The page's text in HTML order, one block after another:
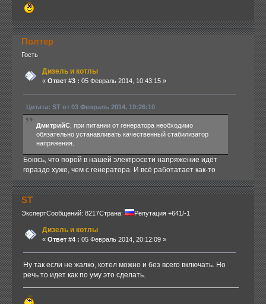
Полтер
Гость
Дизель и котлы
« Ответ #3 : 05 Февраль 2014, 10:43:15 »
Цитата: ST от 03 Февраль 2014, 19:26:10
ДмитрийС , при питании от генератора необходимо
обязательно устанавливать качественный стабилизатор
напряжения.
Боюсь, что порой в нашей электросети напряжение идёт
гораздо хуже, чем с генератора. И всё работатает как-то
ST
ЭкспертСообщений: 8217Страна: Репутация +641/-1
Дизель и котлы
« Ответ #4 : 05 Февраль 2014, 20:12:09 »
Ну так если не жалко, котел можно и без всего включать. Но
речь то идет как по уму это сделать.